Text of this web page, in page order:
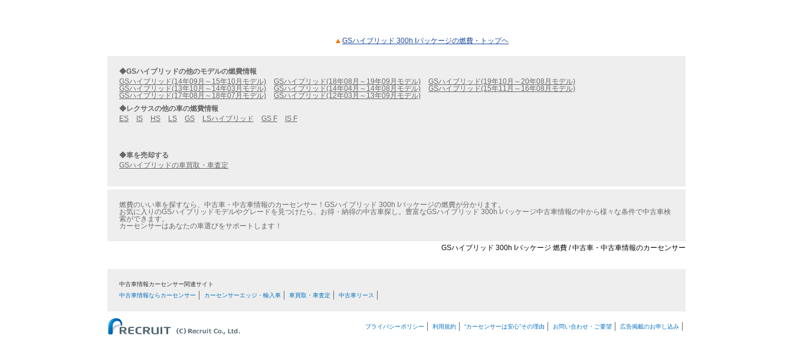
GSハイブリッド 300h Iパッケージの燃費・トップヘ
◆GSハイブリッドの他のモデルの燃費情報
GSハイブリッド(14年09月～15年10月モデル)
GSハイブリッド(18年08月～19年09月モデル)
GSハイブリッド(19年10月～20年08月モデル)
GSハイブリッド(13年10月～14年03月モデル)
GSハイブリッド(14年04月～14年08月モデル)
GSハイブリッド(15年11月～16年08月モデル)
GSハイブリッド(17年08月～18年07月モデル)
GSハイブリッド(12年03月～13年09月モデル)
◆レクサスの他の車の燃費情報
ES
IS HS LS GS LSハイブリッド GS F IS F
◆車を売却する
GSハイブリッドの車買取・車査定
燃費のいい車を探すなら、中古車・中古車情報のカーセンサー！GSハイブリッド 300h Iパッケージの燃費が分かります。
お気に入りのGSハイブリッドモデルやグレードを見つけたら、お得・納得の中古車探し。豊富なGSハイブリッド 300h Iパッケージ中古車情報の中から様々な条件で中古車検
索ができます。
カーセンサーはあなたの車選びをサポートします！
GSハイブリッド 300h Iパッケージ 燃費 / 中古車・中古車情報のカーセンサー
中古車情報カーセンサー関連サイト
中古車情報ならカーセンサー
カーセンサーエッジ・輸入車 車買取・車査定 中古車リース
プライバシーポリシー 利用規約 “カーセンサーは安心”その理由 お問い合わせ・ご要望 広告掲載のお申し込み